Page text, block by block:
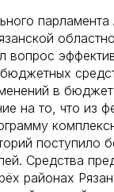
вопрос
в бюджет
на то, что из
поступило
Средства
районах